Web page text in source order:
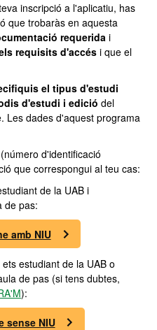
inscripció a l'aplicatiu, has
que trobaràs en aquesta
requerida i
requisits d'accés i que el
el tipus d'estudi
d'estudi i edició del
Les dades d'aquest programa
(número d'identificació
que correspongui al teu cas:
de la UAB i
de pas:
amb NIU
ets estudiant de la UAB o
de pas (si tens dubtes,
):
sense NIU